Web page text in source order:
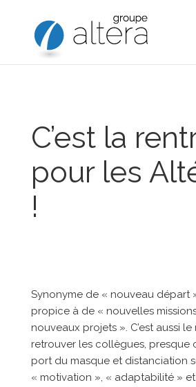
C’est la
pour les
!
Synonyme de « nouveau départ
propice à de « nouvelles
nouveaux projets ». C’est aussi
retrouver les collègues, presque
port du masque et distanciation
« motivation », « adaptabilité »